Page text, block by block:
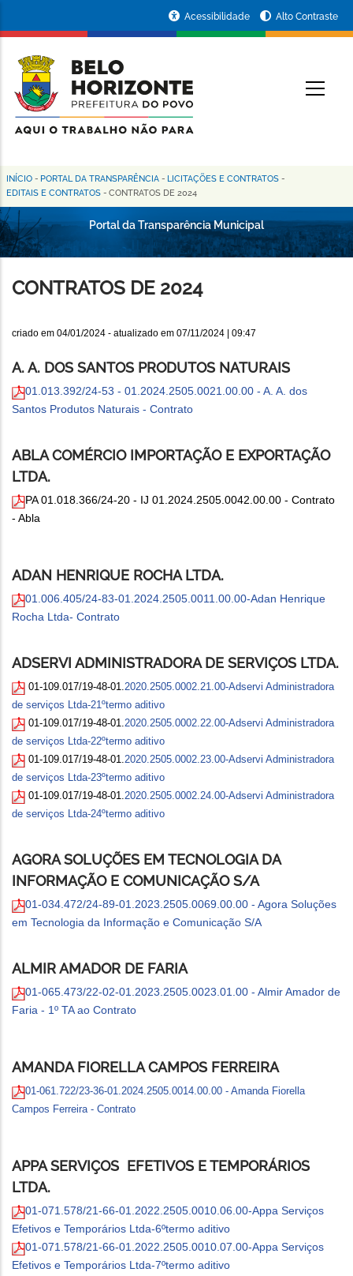
conteúdo
principal
da
Prefeitura
de
Horizonte
Acessibilidade Alto Contraste
Trilha
de
navegação
INÍCIO - PORTAL DA TRANSPARÊNCIA - LICITAÇÕES E CONTRATOS -
EDITAIS E CONTRATOS - CONTRATOS DE 2024
Portal da Transparência Municipal
CONTRATOS DE 2024
criado em 04/01/2024 - atualizado em 07/11/2024 | 09:47
A. A. DOS SANTOS PRODUTOS NATURAIS
01.013.392/24-53 - 01.2024.2505.0021.00.00 - A. A. dos
Santos Produtos Naturais - Contrato
ABLA COMÉRCIO IMPORTAÇÃO E EXPORTAÇÃO
LTDA.
PA 01.018.366/24-20 - IJ 01.2024.2505.0042.00.00 - Contrato
- Abla
ADAN HENRIQUE ROCHA LTDA.
01.006.405/24-83-01.2024.2505.0011.00.00-Adan Henrique
Rocha Ltda- Contrato
ADSERVI ADMINISTRADORA DE SERVIÇOS LTDA.
01-109.017/19-48-01.2020.2505.0002.21.00-Adservi Administradora
de serviços Ltda-21ºtermo aditivo
01-109.017/19-48-01.2020.2505.0002.22.00-Adservi Administradora
de serviços Ltda-22ºtermo aditivo
01-109.017/19-48-01.2020.2505.0002.23.00-Adservi Administradora
de serviços Ltda-23ºtermo aditivo
01-109.017/19-48-01.2020.2505.0002.24.00-Adservi Administradora
de serviços Ltda-24ºtermo aditivo
AGORA SOLUÇÕES EM TECNOLOGIA DA
INFORMAÇÃO E COMUNICAÇÃO S/A
01-034.472/24-89-01.2023.2505.0069.00.00 - Agora Soluções
em Tecnologia da Informação e Comunicação S/A
ALMIR AMADOR DE FARIA
01-065.473/22-02-01.2023.2505.0023.01.00 - Almir Amador de
Faria - 1º TA ao Contrato
AMANDA FIORELLA CAMPOS FERREIRA
01-061.722/23-36-01.2024.2505.0014.00.00 - Amanda Fiorella
Campos Ferreira - Contrato
APPA SERVIÇOS EFETIVOS E TEMPORÁRIOS
LTDA.
01-071.578/21-66-01.2022.2505.0010.06.00-Appa Serviços
Efetivos e Temporários Ltda-6ºtermo aditivo
01-071.578/21-66-01.2022.2505.0010.07.00-Appa Serviços
Efetivos e Temporários Ltda-7ºtermo aditivo